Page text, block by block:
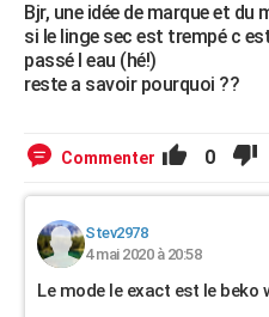
Bjr, une idée de marque et du
si le linge sec est trempé c
passé l eau (hé!)
reste a savoir pourquoi ??
Commenter 0
Stev2978
4 mai 2020 à 20:58
Le mode le exact est le beko